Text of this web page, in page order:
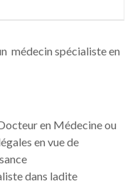
médecin spécialiste en
en Médecine ou
en vue de
dans ladite